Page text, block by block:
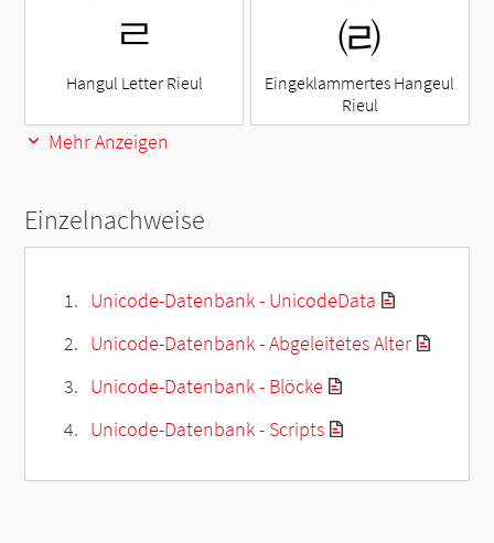
ㄹ
Hangul Letter Rieul
㈃
Eingeklammertes Hangeul
Rieul
Mehr Anzeigen
Einzelnachweise
Unicode-Datenbank - UnicodeData
Unicode-Datenbank - Abgeleitetes Alter
Unicode-Datenbank - Blöcke
Unicode-Datenbank - Scripts